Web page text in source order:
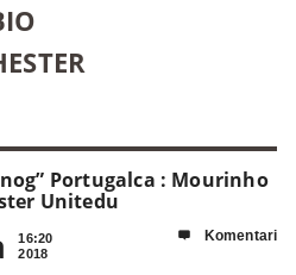
Portugalca : Mourinho
Unitedu
16:20
2018
 Komentari